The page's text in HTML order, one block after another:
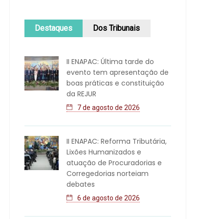
Destaques Dos Tribunais
II ENAPAC: Última tarde do
evento tem apresentação de
boas práticas e constituição
da REJUR
7 de agosto de 2026
II ENAPAC: Reforma Tributária,
Lixões Humanizados e
atuação de Procuradorias e
Corregedorias norteiam
debates
6 de agosto de 2026